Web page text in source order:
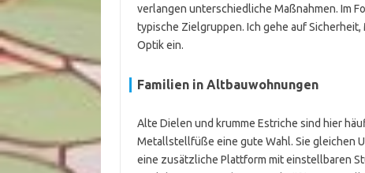
verlangen unterschiedliche Maßnahmen. Im
typische Zielgruppen. Ich gehe auf
Optik ein.
Familien in Altbauwohnungen
Alte Dielen und krumme Estriche sind hier
Metallstellfüße eine gute Wahl. Sie gleichen
eine zusätzliche Plattform mit einstellbaren